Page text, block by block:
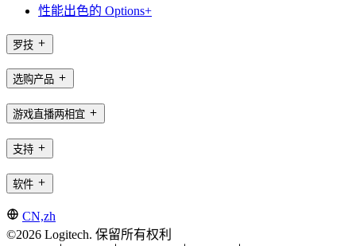
性能出色的 Options+
罗技
选购产品
游戏直播两相宜
支持
软件
CN,zh
©2026 Logitech. 保留所有权利